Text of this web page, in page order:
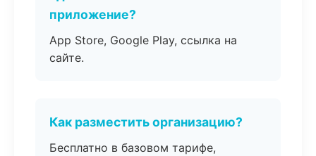
приложение?
App Store, Google Play, ссылка на
сайте.
Как разместить организацию?
Бесплатно в базовом тарифе,